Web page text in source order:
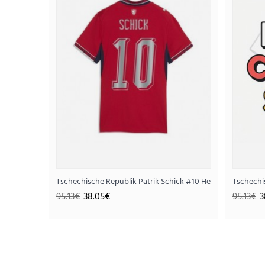
SALE
Tschechische Republik Patrik Schick #10 Heimtrikot für
95.13€ 38.05€ 95.13€